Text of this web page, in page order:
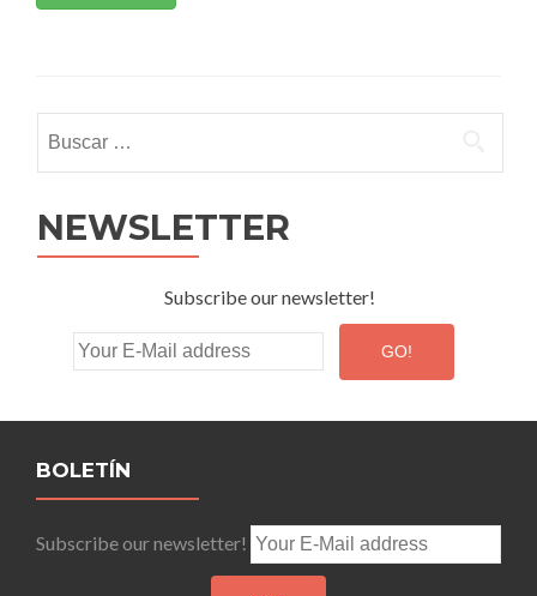
NEWSLETTER
Subscribe our newsletter!
BOLETÍN
Subscribe our newsletter!